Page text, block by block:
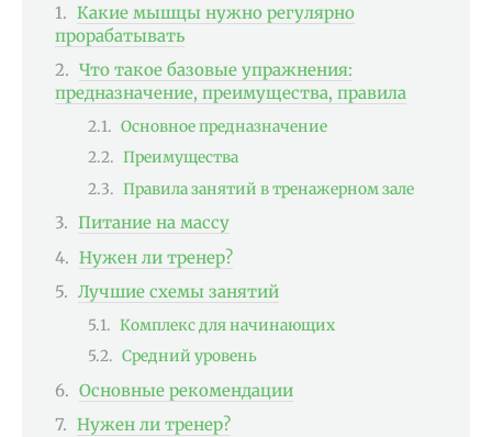
Какие мышцы нужно регулярно
прорабатывать
Что такое базовые упражнения:
предназначение, преимущества, правила
Основное предназначение
Преимущества
Правила занятий в тренажерном зале
Питание на массу
Нужен ли тренер?
Лучшие схемы занятий
Комплекс для начинающих
Средний уровень
Основные рекомендации
Нужен ли тренер?